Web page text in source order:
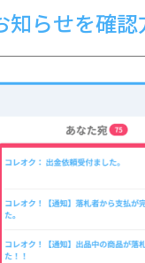
知らせを確認